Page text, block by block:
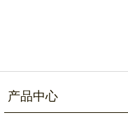
产品中心